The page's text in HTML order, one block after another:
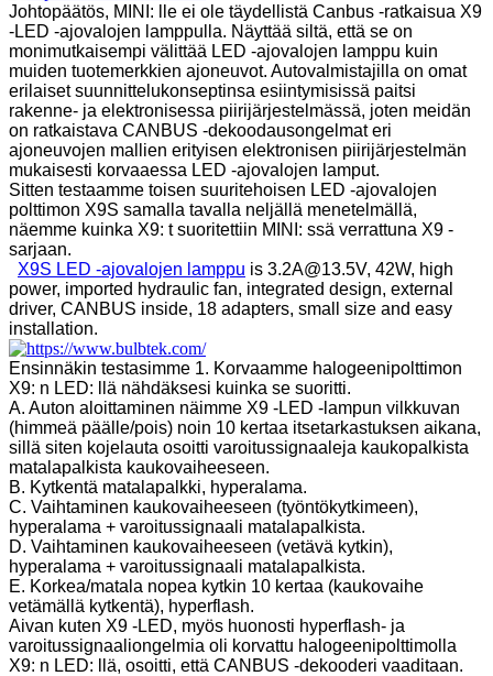
Johtopäätös, MINI: lle ei ole täydellistä Canbus -ratkaisua X9
-LED -ajovalojen lamppulla. Näyttää siltä, ​​että se on
monimutkaisempi välittää LED -ajovalojen lamppu kuin
muiden tuotemerkkien ajoneuvot. Autovalmistajilla on omat
erilaiset suunnittelukonseptinsa esiintymisissä paitsi
rakenne- ja elektronisessa piirijärjestelmässä, joten meidän
on ratkaistava CANBUS -dekoodausongelmat eri
ajoneuvojen mallien erityisen elektronisen piirijärjestelmän
mukaisesti korvaaessa LED -ajovalojen lamput.
Sitten testaamme toisen suuritehoisen LED -ajovalojen
polttimon X9S samalla tavalla neljällä menetelmällä,
näemme kuinka X9: t suoritettiin MINI: ssä verrattuna X9 -
sarjaan.
X9S LED -ajovalojen lamppu is 3.2A@13.5V, 42W, high
power, imported hydraulic fan, integrated design, external
driver, CANBUS inside, 18 adapters, small size and easy
installation.
Ensinnäkin testasimme 1. Korvaamme halogeenipolttimon
X9: n LED: llä nähdäksesi kuinka se suoritti.
A. Auton aloittaminen näimme X9 -LED -lampun vilkkuvan
(himmeä päälle/pois) noin 10 kertaa itsetarkastuksen aikana,
sillä siten kojelauta osoitti varoitussignaaleja kaukopalkista
matalapalkista kaukovaiheeseen.
B. Kytkentä matalapalkki, hyperalama.
C. Vaihtaminen kaukovaiheeseen (työntökytkimeen),
hyperalama + varoitussignaali matalapalkista.
D. Vaihtaminen kaukovaiheeseen (vetävä kytkin),
hyperalama + varoitussignaali matalapalkista.
E. Korkea/matala nopea kytkin 10 kertaa (kaukovaihe
vetämällä kytkentä), hyperflash.
Aivan kuten X9 -LED, myös huonosti hyperflash- ja
varoitussignaaliongelmia oli korvattu halogeenipolttimolla
X9: n LED: llä, osoitti, että CANBUS -dekooderi vaaditaan.